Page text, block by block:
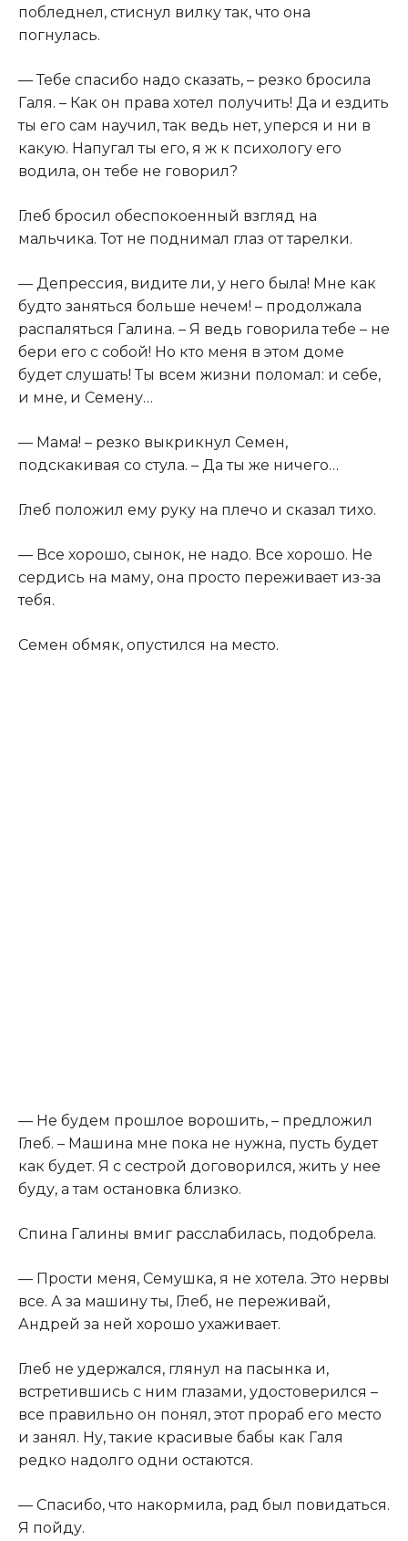
побледнел, стиснул вилку так, что она
погнулась.​
​— Тебе спасибо надо сказать, – резко бросила
Галя. – Как он права хотел получить! Да и ездить
ты его сам научил, так ведь нет, уперся и ни в
какую. Напугал ты его, я ж к психологу его
водила, он тебе не говорил?​
​Глеб бросил обеспокоенный взгляд на
мальчика. Тот не поднимал глаз от тарелки.​
​— Депрессия, видите ли, у него была! Мне как
будто заняться больше нечем! – продолжала
распаляться Галина. – Я ведь говорила тебе – не
бери его с собой! Но кто меня в этом доме
будет слушать! Ты всем жизни поломал: и себе,
и мне, и Семену…​
​— Мама! – резко выкрикнул Семен,
подскакивая со стула. – Да ты же ничего…​
​Глеб положил ему руку на плечо и сказал тихо.​
​— Все хорошо, сынок, не надо. Все хорошо. Не
сердись на маму, она просто переживает из-за
тебя.​
​Семен обмяк, опустился на место.​
​— Не будем прошлое ворошить, – предложил
Глеб. – Машина мне пока не нужна, пусть будет
как будет. Я с сестрой договорился, жить у нее
буду, а там остановка близко.​
​Спина Галины вмиг расслабилась, подобрела.​
​— Прости меня, Семушка, я не хотела. Это нервы
все. А за машину ты, Глеб, не переживай,
Андрей за ней хорошо ухаживает.​
​Глеб не удержался, глянул на пасынка и,
встретившись с ним глазами, удостоверился –
все правильно он понял, этот прораб его место
и занял. Ну, такие красивые бабы как Галя
редко надолго одни остаются.​
​— Спасибо, что накормила, рад был повидаться.
Я пойду.​